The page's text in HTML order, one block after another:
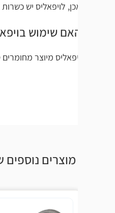
לויפאליס יש כשרות בד”ץ.
שימוש בויפאליס
מיוצר מחומרים טבעיים
מוצרים נוספים